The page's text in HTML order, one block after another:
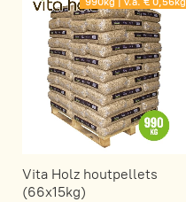
Vita Holz houtpellets
(66x15kg)